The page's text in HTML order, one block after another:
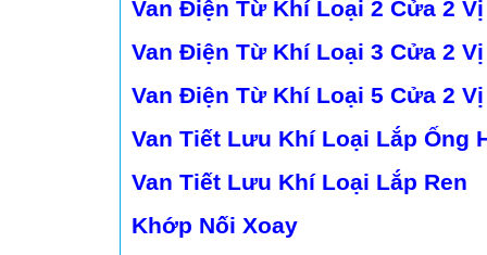
Van Điện Từ Khí Loại 2 Cửa 2
Van Điện Từ Khí Loại 3 Cửa 2
Van Điện Từ Khí Loại 5 Cửa 2
Van Tiết Lưu Khí Loại Lắp Ống
Van Tiết Lưu Khí Loại Lắp Ren
Khớp Nối Xoay